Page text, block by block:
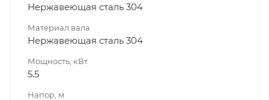
Нержавеющая сталь 304
Материал вала
Нержавеющая сталь 304
Мощность, кВт
5.5
Напор, м